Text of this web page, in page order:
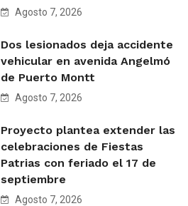
Agosto 7, 2026
Dos lesionados deja accidente
vehicular en avenida Angelmó
de Puerto Montt
Agosto 7, 2026
Proyecto plantea extender las
celebraciones de Fiestas
Patrias con feriado el 17 de
septiembre
Agosto 7, 2026